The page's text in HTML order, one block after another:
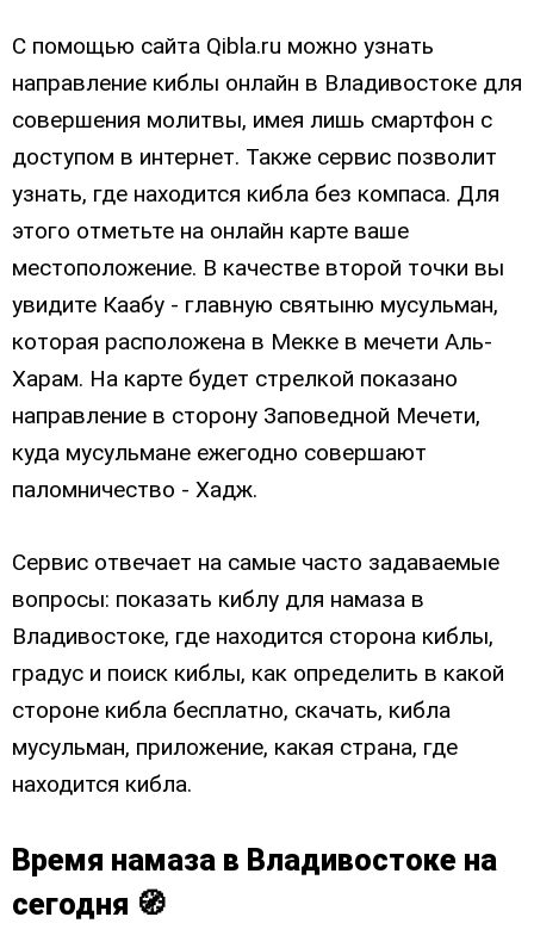
С помощью сайта Qibla.ru можно узнать
направление киблы онлайн в Владивостоке для
совершения молитвы, имея лишь смартфон с
доступом в интернет. Также сервис позволит
узнать, где находится кибла без компаса. Для
этого отметьте на онлайн карте ваше
местоположение. В качестве второй точки вы
увидите Каабу - главную святыню мусульман,
которая расположена в Мекке в мечети Аль-
Харам. На карте будет стрелкой показано
направление в сторону Заповедной Мечети,
куда мусульмане ежегодно совершают
паломничество - Хадж.
Сервис отвечает на самые часто задаваемые
вопросы: показать киблу для намаза в
Владивостоке, где находится сторона киблы,
градус и поиск киблы, как определить в какой
стороне кибла бесплатно, скачать, кибла
мусульман, приложение, какая страна, где
находится кибла.
Время намаза в Владивостоке на
сегодня 🧭